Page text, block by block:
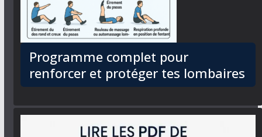
Programme complet pour
renforcer et protéger tes lombaires